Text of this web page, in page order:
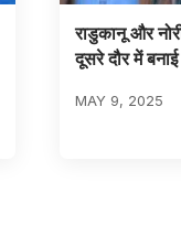
राडुकानू और
दूसरे दौर में
MAY 9, 2025